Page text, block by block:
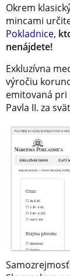
Okrem
mincami
Pokladnice,
nenájdete!
Exkluzívna
výročiu
emitovaná pri
Pavla II. za